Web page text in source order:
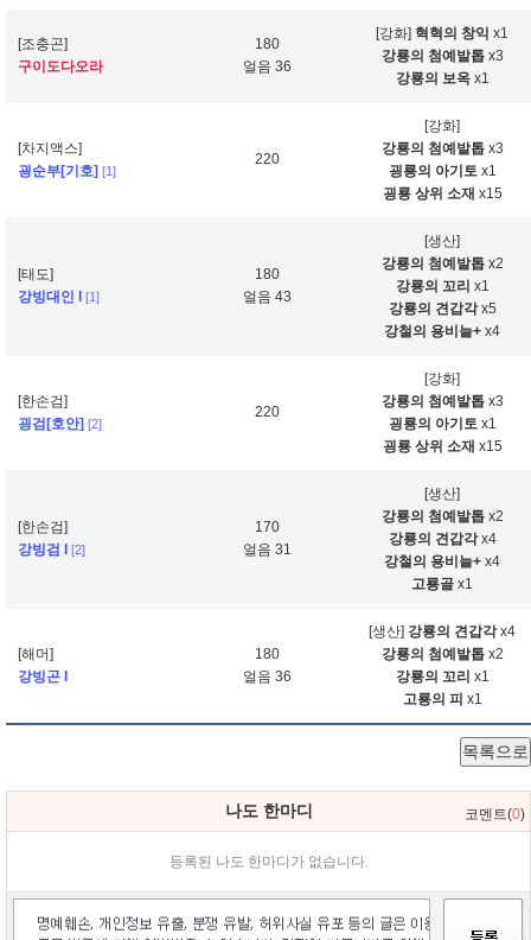
[조충곤]
구이도다오라
180
얼음 36
[강화] 혁혁의 창익 x1
강룡의 첨예발톱x3
강룡의 보옥x1
[차지액스]
굉순부[기호] [1]
220
[강화]
강룡의 첨예발톱x3
굉룡의 아기토x1
굉룡 상위 소재 x15
[태도]
강빙대인 I
[1]
180
얼음 43
[생산]
강룡의 첨예발톱x2
강룡의 꼬리 x1
강룡의 견갑각x5
강철의 용비늘+ x4
[한손검]
굉검[호안] [2]
220
[강화]
강룡의 첨예발톱x3
굉룡의 아기토x1
굉룡 상위 소재 x15
[한손검]
강빙검 I
[2]
170
얼음 31
[생산]
강룡의 첨예발톱x2
강룡의 견갑각x4
강철의 용비늘+ x4
고룡골 x1
[해머]
강빙곤 I
180
얼음 36
[생산] 강룡의 견갑각x4
강룡의 첨예발톱x2
강룡의 꼬리 x1
고룡의 피 x1
목록으로
나도 한마디 코멘트(0)
등록된 나도 한마디가 없습니다.